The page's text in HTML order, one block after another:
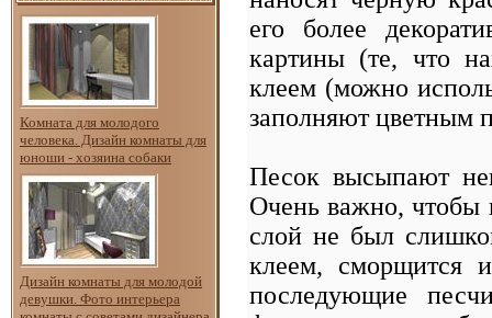
Комната для молодого
человека. Дизайн комнаты для
юноши - хозяина собаки
Дизайн комнаты для молодой
девушки. Фото интерьера
его более
картины (те, что
клеем (можно
заполняют цветным
Песок высыпают
Очень важно, чтобы
слой не был
клеем, сморщится
последующие